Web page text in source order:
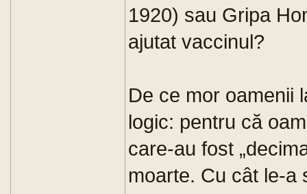
1920) sau Gripa
ajutat vaccinul?
De ce mor oamenii
logic: pentru că
care-au fost
moarte. Cu cât le-a